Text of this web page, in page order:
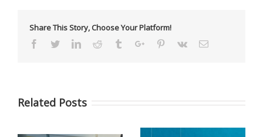
Share This Story, Choose Your Platform!
Facebook
TwitterLinkedinReddit TumblrGoogle+Pinterest
Vk Email
Related Posts